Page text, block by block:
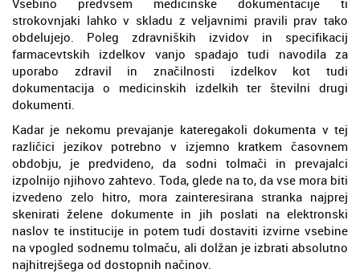
strokovnjaki lahko v skladu z veljavnimi pravili prav tako
obdelujejo. Poleg zdravniških izvidov in specifikacij
farmacevtskih izdelkov vanjo spadajo tudi navodila za
uporabo zdravil in značilnosti izdelkov kot tudi
dokumentacija o medicinskih izdelkih ter številni drugi
dokumenti.
Kadar je nekomu prevajanje kateregakoli dokumenta v tej
različici jezikov potrebno v izjemno kratkem časovnem
obdobju, je predvideno, da sodni tolmači in prevajalci
izpolnijo njihovo zahtevo. Toda, glede na to, da vse mora biti
izvedeno zelo hitro, mora zainteresirana stranka najprej
skenirati želene dokumente in jih poslati na elektronski
naslov te institucije in potem tudi dostaviti izvirne vsebine
na vpogled sodnemu tolmaču, ali dolžan je izbrati absolutno
najhitrejšega od dostopnih načinov.